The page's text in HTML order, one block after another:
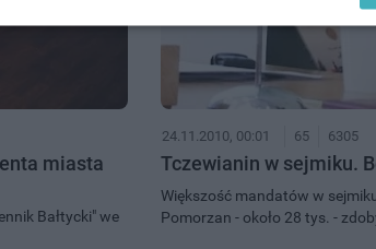
miasta
Bałtycki" we
24.11.2010, 00:01 65 6305
Tczewianin w sejmiku.
Większość mandatów w
Pomorzan - około 28 tys. -